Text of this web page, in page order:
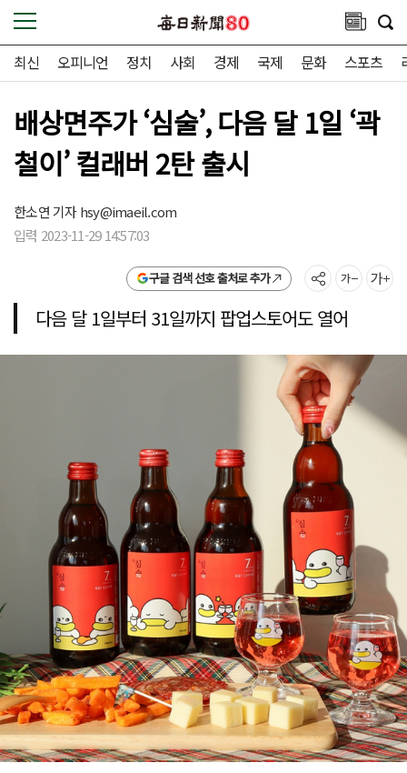
최신 오피니언 정치 사회 경제 국제 문화 스포츠
배상면주가 ‘심술’, 다음 달 1일 ‘곽
철이’ 컬래버 2탄 출시
한소연 기자hsy@imaeil.com
입력 2023-11-29 14:57:03
구글 검색 선호 출처로 추가
다음 달 1일부터 31일까지 팝업스토어도 열어